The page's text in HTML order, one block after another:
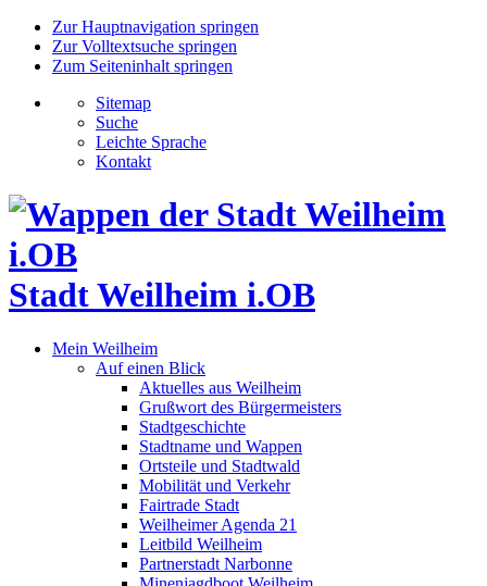
Zur Hauptnavigation springen
Zur Volltextsuche springen
Zum Seiteninhalt springen
Sitemap
Suche
Leichte Sprache
Kontakt
Stadt Weilheim i.OB
Mein Weilheim
Auf einen Blick
Aktuelles aus Weilheim
Grußwort des Bürgermeisters
Stadtgeschichte
Stadtname und Wappen
Ortsteile und Stadtwald
Mobilität und Verkehr
Fairtrade Stadt
Weilheimer Agenda 21
Leitbild Weilheim
Partnerstadt Narbonne